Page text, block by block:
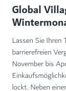
Global
Lassen Sie Ihren
barrierefreien
November bis
lockt. Neben